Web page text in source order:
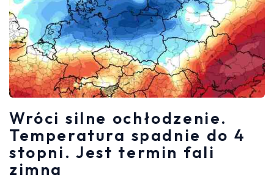
Wróci silne ochłodzenie.
Temperatura spadnie do 4
stopni. Jest termin fali
zimna